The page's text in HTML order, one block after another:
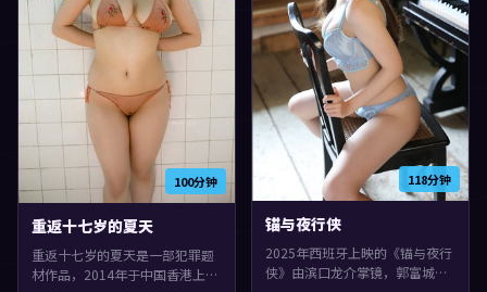
100分钟
重返十七岁的夏天
重返十七岁的夏天是一部犯罪题
材作品，2014年于中国香港上
118分钟
锚与夜行侠
2025年西班牙上映的《锚与夜行
侠》由滨口龙介掌镜，郭富城、